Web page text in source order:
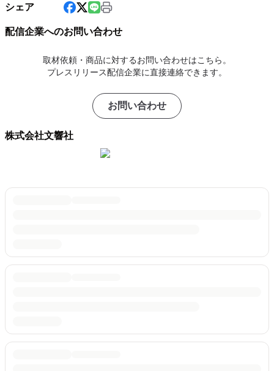
シェア
配信企業へのお問い合わせ
取材依頼・商品に対するお問い合わせはこちら。
プレスリリース配信企業に直接連絡できます。
お問い合わせ
株式会社文響社